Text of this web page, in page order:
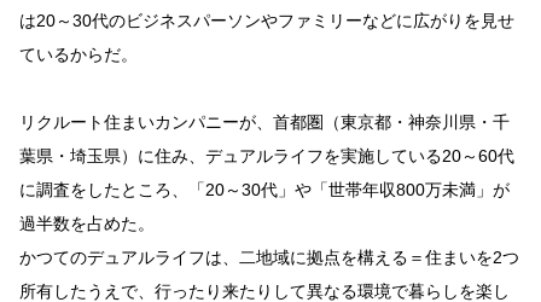
は20～30代のビジネスパーソンやファミリーなどに広がりを見せ
ているからだ。
リクルート住まいカンパニーが、首都圏（東京都・神奈川県・千
葉県・埼玉県）に住み、デュアルライフを実施している20～60代
に調査をしたところ、「20～30代」や「世帯年収800万未満」が
過半数を占めた。
かつてのデュアルライフは、二地域に拠点を構える＝住まいを2つ
所有したうえで、行ったり来たりして異なる環境で暮らしを楽し